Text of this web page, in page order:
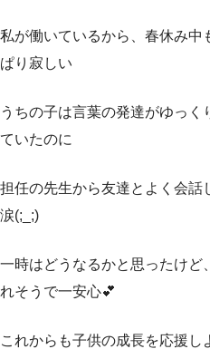
私が働いているから、春休み中
ぱり寂しい
うちの子は言葉の発達がゆっ
ていたのに
担任の先生から友達とよく会話
涙(;_;)
一時はどうなるかと思ったけど
れそうで一安心💕
これからも子供の成長を応援